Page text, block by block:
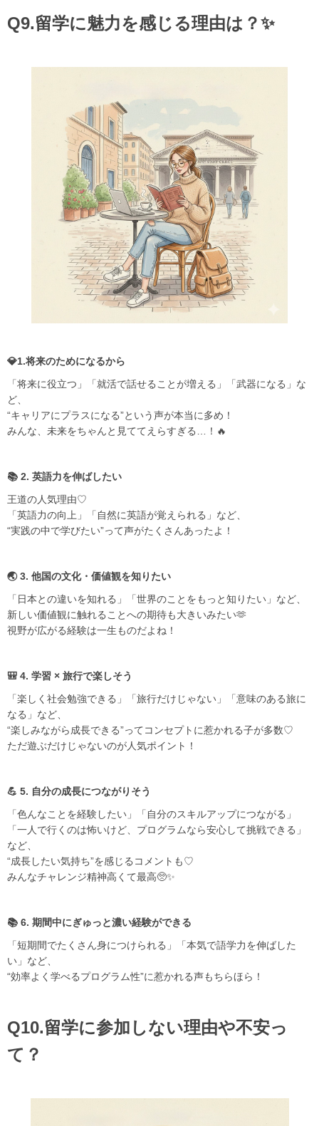
Q9.留学に魅力を感じる理由は？✨
💎1.将来のためになるから
「将来に役立つ」「就活で話せることが増える」「武器になる」な
ど、
“キャリアにプラスになる”という声が本当に多め！
みんな、未来をちゃんと見ててえらすぎる…！🔥
📚 2. 英語力を伸ばしたい
王道の人気理由♡
「英語力の向上」「自然に英語が覚えられる」など、
“実践の中で学びたい”って声がたくさんあったよ！
🌏 3. 他国の文化・価値観を知りたい
「日本との違いを知れる」「世界のことをもっと知りたい」など、
新しい価値観に触れることへの期待も大きいみたい🫶
視野が広がる経験は一生ものだよね！
🎒 4. 学習 × 旅行で楽しそう
「楽しく社会勉強できる」「旅行だけじゃない」「意味のある旅に
なる」など、
“楽しみながら成長できる”ってコンセプトに惹かれる子が多数♡
ただ遊ぶだけじゃないのが人気ポイント！
💪 5. 自分の成長につながりそう
「色んなことを経験したい」「自分のスキルアップにつながる」
「一人で行くのは怖いけど、プログラムなら安心して挑戦できる」
など、
“成長したい気持ち”を感じるコメントも♡
みんなチャレンジ精神高くて最高🥺✨
📚 6. 期間中にぎゅっと濃い経験ができる
「短期間でたくさん身につけられる」「本気で語学力を伸ばした
い」など、
“効率よく学べるプログラム性”に惹かれる声もちらほら！
Q10.留学に参加しない理由や不安っ
て？